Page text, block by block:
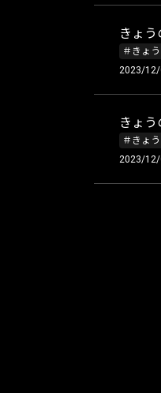
きょ
＃きょ
2023/12/
きょ
＃きょ
2023/12/